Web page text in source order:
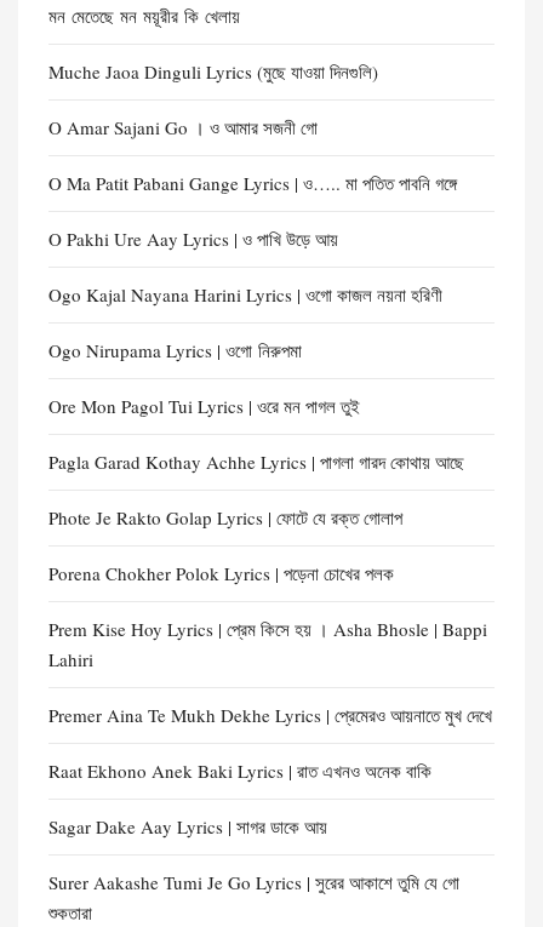
মন মেতেছে মন ময়ূরীর কি খেলায়
Muche Jaoa Dinguli Lyrics (মুছে যাওয়া দিনগুলি)
O Amar Sajani Go । ও আমার সজনী গো
O Ma Patit Pabani Gange Lyrics | ও….. মা পতিত পাবনি গঙ্গে
O Pakhi Ure Aay Lyrics | ও পাখি উড়ে আয়
Ogo Kajal Nayana Harini Lyrics | ওগো কাজল নয়না হরিণী
Ogo Nirupama Lyrics | ওগো নিরুপমা
Ore Mon Pagol Tui Lyrics | ওরে মন পাগল তুই
Pagla Garad Kothay Achhe Lyrics | পাগলা গারদ কোথায় আছে
Phote Je Rakto Golap Lyrics | ফোটে যে রক্ত গোলাপ
Porena Chokher Polok Lyrics | পড়েনা চোখের পলক
Prem Kise Hoy Lyrics | প্রেম কিসে হয় । Asha Bhosle | Bappi
Lahiri
Premer Aina Te Mukh Dekhe Lyrics | প্রেমেরও আয়নাতে মুখ দেখে
Raat Ekhono Anek Baki Lyrics | রাত এখনও অনেক বাকি
Sagar Dake Aay Lyrics | সাগর ডাকে আয়
Surer Aakashe Tumi Je Go Lyrics | সুরের আকাশে তুমি যে গো
শুকতারা